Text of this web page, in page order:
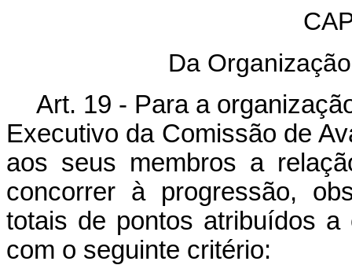
Da
Art. 19 - Para a
Executivo da Comissão de
aos seus membros a
concorrer à progressão,
totais de pontos atribuídos
com o seguinte critério: